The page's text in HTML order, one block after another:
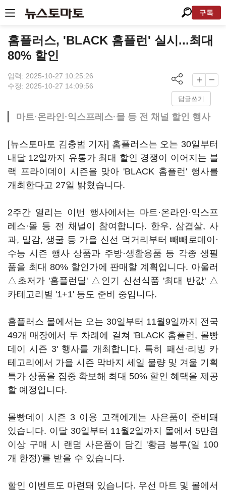
구독
홈플러스, 'BLACK 홈플런' 실시...최대
80% 할인
입력: 2025-10-27 10:25:26
수정: 2025-10-27 14:09:56
답글쓰기
마트·온라인·익스프레스·몰 등 전 채널 할인 행사
[뉴스토마토 김충범 기자] 홈플러스는 오는 30일부터
내달 12일까지 유통가 최대 할인 경쟁이 이어지는 블
랙 프라이데이 시즌을 맞아 'BLACK 홈플런' 행사를
개최한다고 27일 밝혔습니다.
2주간 열리는 이번 행사에서는 마트·온라인·익스프
레스·몰 등 전 채널이 참여합니다. 한우, 삼겹살, 사
과, 밀감, 생굴 등 가을 신선 먹거리부터 빼빼로데이·
수능 시즌 행사 상품과 주방·생활용품 등 각종 생필
품을 최대 80% 할인가에 판매할 계획입니다. 아울러
△초저가 '홈플런딜' △인기 신선식품 '최대 반값' △
카테고리별 '1+1' 등도 준비 중입니다.
홈플러스 몰에서는 오는 30일부터 11월9일까지 전국
49개 매장에서 두 차례에 걸쳐 'BLACK 홈플런, 몰빵
데이 시즌 3' 행사를 개최합니다. 특히 패션·리빙 카
테고리에서 가을 시즌 막바지 세일 물량 및 겨울 기획
특가 상품을 집중 확보해 최대 50% 할인 혜택을 제공
할 예정입니다.
몰빵데이 시즌 3 이용 고객에게는 사은품이 준비돼
있습니다. 이달 30일부터 11월2일까지 몰에서 5만원
이상 구매 시 랜덤 사은품이 담긴 '황금 봉투(일 100
개 한정)'를 받을 수 있습니다.
할인 이벤트도 마련돼 있습니다. 우선 마트 및 몰에서